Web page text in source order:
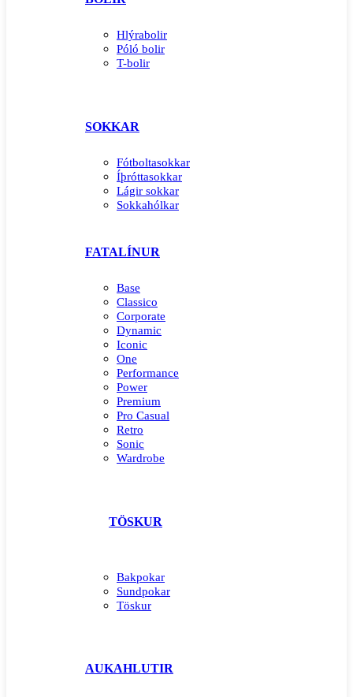
Hlýrabolir
Póló bolir
T-bolir
SOKKAR
Fótboltasokkar
Íþróttasokkar
Lágir sokkar
Sokkahólkar
FATALÍNUR
Base
Classico
Corporate
Dynamic
Iconic
One
Performance
Power
Premium
Pro Casual
Retro
Sonic
Wardrobe
TÖSKUR
Bakpokar
Sundpokar
Töskur
AUKAHLUTIR